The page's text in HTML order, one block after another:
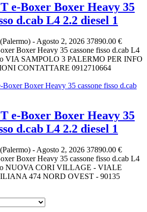
e-Boxer Boxer Heavy 35
d.cab L4 2.2 diesel 1
- Agosto 2, 2026 37890.00 €
Boxer Heavy 35 cassone fisso d.cab L4
VIA SAMPOLO 3 PALERMO PER INFO
CONTATTARE 0912710664
e-Boxer Boxer Heavy 35
d.cab L4 2.2 diesel 1
- Agosto 2, 2026 37890.00 €
Boxer Heavy 35 cassone fisso d.cab L4
NUOVA CORI VILLAGE - VIALE
474 NORD OVEST - 90135